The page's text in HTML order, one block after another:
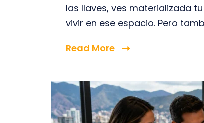
las llaves, ves materializada
vivir en ese espacio. Pero
Read More